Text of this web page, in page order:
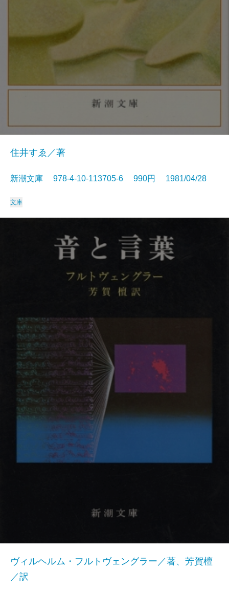
住井すゑ／著
新潮文庫 978-4-10-113705-6 990円 1981/04/28
文庫
ヴィルヘルム・フルトヴェングラー／著、芳賀檀
／訳